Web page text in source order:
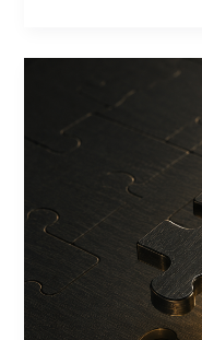
Wechselwirkungen